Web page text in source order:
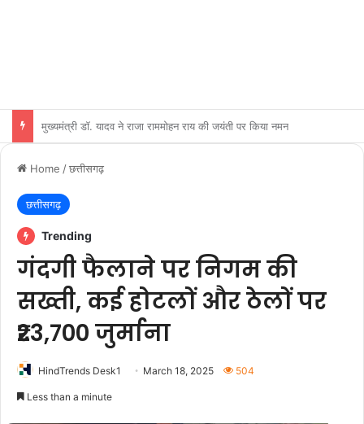
Home /छत्तीसगढ़
छत्तीसगढ़
Trending
गंदगी फैलाने पर निगम की
सख्ती, कई होटलों और ठेलों पर
₹23,700 जुर्माना
HindTrends Desk1 March 18, 2025 504
Less than a minute